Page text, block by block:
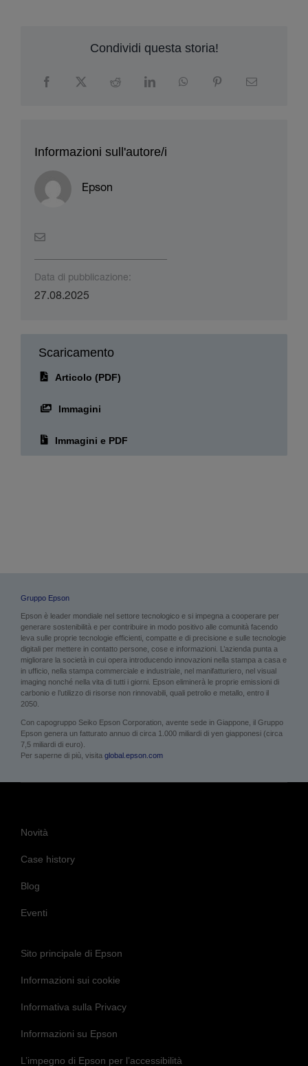
Condividi questa storia!
Informazioni sull'autore/i
Epson
Data di pubblicazione:
27.08.2025
Scaricamento
Articolo (PDF)
Immagini
Immagini e PDF
Gruppo Epson
Epson è leader mondiale nel settore tecnologico e si impegna a cooperare per
generare sostenibilità e per contribuire in modo positivo alle comunità facendo
leva sulle proprie tecnologie efficienti, compatte e di precisione e sulle tecnologie
digitali per mettere in contatto persone, cose e informazioni. L’azienda punta a
migliorare la società in cui opera introducendo innovazioni nella stampa a casa e
in ufficio, nella stampa commerciale e industriale, nel manifatturiero, nel visual
imaging nonché nella vita di tutti i giorni. Epson eliminerà le proprie emissioni di
carbonio e l’utilizzo di risorse non rinnovabili, quali petrolio e metallo, entro il
2050.
Con capogruppo Seiko Epson Corporation, avente sede in Giappone, il Gruppo
Epson genera un fatturato annuo di circa 1.000 miliardi di yen giapponesi (circa
7,5 miliardi di euro).
Per saperne di più, visita global.epson.com
Novità
Case history
Blog
Eventi
Sito principale di Epson
Informazioni sui cookie
Informativa sulla Privacy
Informazioni su Epson
L’impegno di Epson per l’accessibilità